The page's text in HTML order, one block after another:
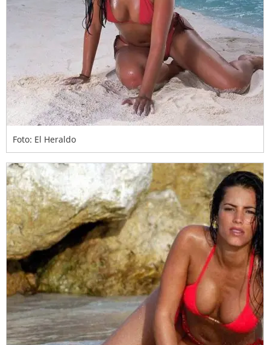
Foto: El Heraldo